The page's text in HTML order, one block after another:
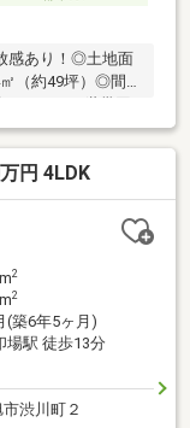
感あり！◎土地面
（約49坪）◎間取
２分◎現地は、大
地。◎南側および東
め、陽当たりや
らの目線が気にな
が特徴です。◎ビ
。
円 4LDK
2
2
(築6年5ヶ月)
場駅 徒歩13分
渋川町２